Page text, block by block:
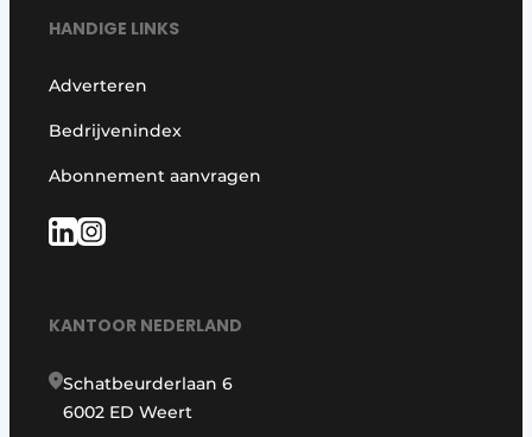
HANDIGE LINKS
Adverteren
Bedrijvenindex
Abonnement aanvragen
KANTOOR NEDERLAND
Schatbeurderlaan 6
6002 ED Weert